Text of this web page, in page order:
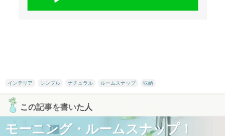
インテリア シンプル ナチュラル ルームスナップ 収納
この記事を書いた人
モーニング・ルームスナップ！